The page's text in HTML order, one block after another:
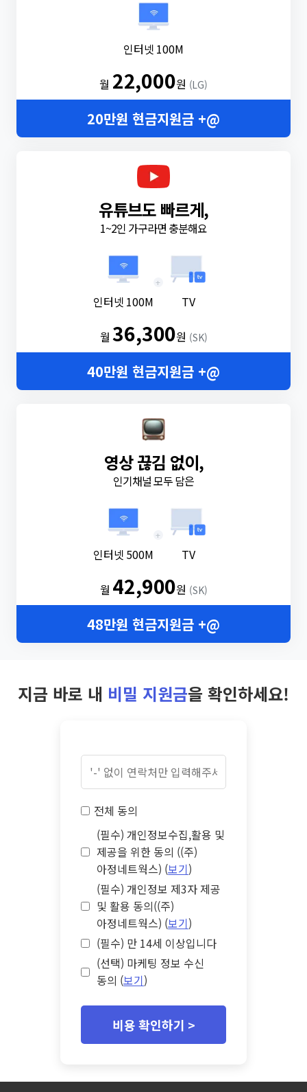
인터넷 100M
월 22,000원 (LG)
20만원 현금지원금 +@
유튜브도 빠르게,
1~2인 가구라면 충분해요
인터넷 100M
+
TV
월36,300원 (SK)
40만원 현금지원금 +@
영상 끊김 없이,
인기채널 모두 담은
인터넷 500M
+
TV
월 42,900원 (SK)
48만원 현금지원금 +@
지금 바로 내 비밀 지원금을 확인하세요!
전체 동의
(필수) 개인정보수집,활용 및
제공을 위한 동의 ((주)
아정네트웍스) (보기)
(필수) 개인정보 제3자 제공
및 활용 동의((주)
아정네트웍스) (보기)
(필수) 만 14세 이상입니다
(선택) 마케팅 정보 수신
동의 (보기)
비용 확인하기 >